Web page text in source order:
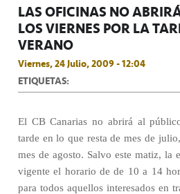
LAS OFICINAS NO
LOS VIERNES POR LA
VERANO
Viernes, 24 Julio, 2009 - 12:04
ETIQUETAS:
El CB Canarias no abrirá al
tarde en lo que resta de mes de
mes de agosto. Salvo este matiz, la
vigente el horario de de 10 a 14
para todos aquellos interesados en